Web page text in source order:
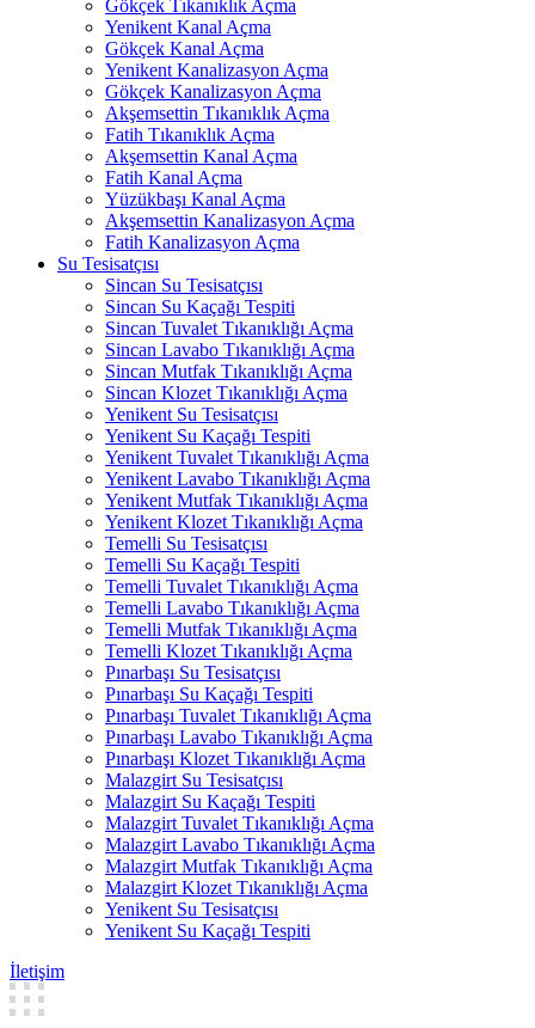
Gökçek Tıkanıklık Açma
Yenikent Kanal Açma
Gökçek Kanal Açma
Yenikent Kanalizasyon Açma
Gökçek Kanalizasyon Açma
Akşemsettin Tıkanıklık Açma
Fatih Tıkanıklık Açma
Akşemsettin Kanal Açma
Fatih Kanal Açma
Yüzükbaşı Kanal Açma
Akşemsettin Kanalizasyon Açma
Fatih Kanalizasyon Açma
Su Tesisatçısı
Sincan Su Tesisatçısı
Sincan Su Kaçağı Tespiti
Sincan Tuvalet Tıkanıklığı Açma
Sincan Lavabo Tıkanıklığı Açma
Sincan Mutfak Tıkanıklığı Açma
Sincan Klozet Tıkanıklığı Açma
Yenikent Su Tesisatçısı
Yenikent Su Kaçağı Tespiti
Yenikent Tuvalet Tıkanıklığı Açma
Yenikent Lavabo Tıkanıklığı Açma
Yenikent Mutfak Tıkanıklığı Açma
Yenikent Klozet Tıkanıklığı Açma
Temelli Su Tesisatçısı
Temelli Su Kaçağı Tespiti
Temelli Tuvalet Tıkanıklığı Açma
Temelli Lavabo Tıkanıklığı Açma
Temelli Mutfak Tıkanıklığı Açma
Temelli Klozet Tıkanıklığı Açma
Pınarbaşı Su Tesisatçısı
Pınarbaşı Su Kaçağı Tespiti
Pınarbaşı Tuvalet Tıkanıklığı Açma
Pınarbaşı Lavabo Tıkanıklığı Açma
Pınarbaşı Klozet Tıkanıklığı Açma
Malazgirt Su Tesisatçısı
Malazgirt Su Kaçağı Tespiti
Malazgirt Tuvalet Tıkanıklığı Açma
Malazgirt Lavabo Tıkanıklığı Açma
Malazgirt Mutfak Tıkanıklığı Açma
Malazgirt Klozet Tıkanıklığı Açma
Yenikent Su Tesisatçısı
Yenikent Su Kaçağı Tespiti
İletişim